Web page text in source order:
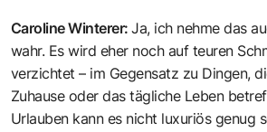
Caroline Winterer:Ja, ich nehme das
wahr. Es wird eher noch auf teuren
verzichtet – im Gegensatz zu Dingen,
Zuhause oder das tägliche Leben
Urlauben kann es nicht luxuriös genug